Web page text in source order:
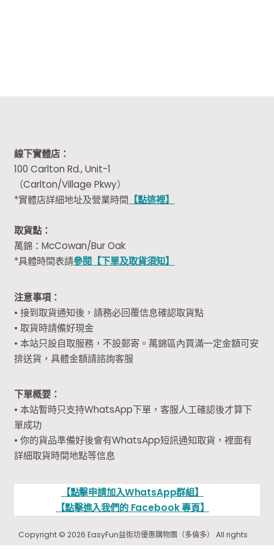
線下實體店：
100 Carlton Rd., Unit-1
（Carlton/Village Pkwy）
*實體店詳細地址及營業時間 【點這裡】
取貨點：
萬錦：McCowan/Bur Oak
*具體時間表請參閱【下單及取貨須知】
注意事項：
• 接到取貨通知後，請務必回覆信息確認取貨點
• 取貨時請備好現金
• 本站只設自取服務，不設郵寄。萬錦區內買滿一定金額可安
排送貨，具體金額請諮詢客服
下單概要：
• 本站暫時只支持WhatsApp下單，客服人工確認後才算下
單成功
• 你的貨品準備好後會有WhatsApp短訊通知取貨，裡面有
詳細取貨時間地點等信息
【點擊申請加入WhatsApp群組】
【點擊進入我們的 Facebook 專頁】
Copyright © 2026 EasyFun益街坊優惠購物團（多倫多） All rights